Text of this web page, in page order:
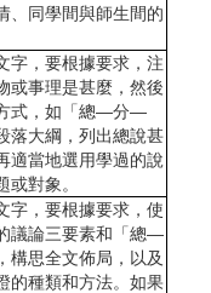
、同學間與師生間的
，要根據要求，注
或事理是甚麼，然後
式，如「總—分—
落大綱，列出總說甚
適當地選用學過的說
或對象。
，要根據要求，使
議論三要素和「總—
思全文佈局，以及
的種類和方法。如果